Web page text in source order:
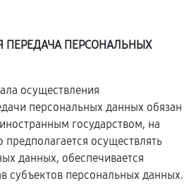
ПЕРЕДАЧА ПЕРСОНАЛЬНЫХ
осуществления
персональных данных обязан
государством, на
осуществлять
данных, обеспечивается
субъектов персональных данных.